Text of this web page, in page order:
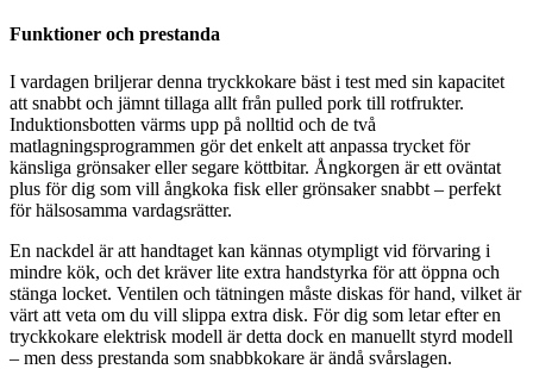
Funktioner och prestanda
I vardagen briljerar denna tryckkokare bäst i test med sin kapacitet
att snabbt och jämnt tillaga allt från pulled pork till rotfrukter.
Induktionsbotten värms upp på nolltid och de två
matlagningsprogrammen gör det enkelt att anpassa trycket för
känsliga grönsaker eller segare köttbitar. Ångkorgen är ett oväntat
plus för dig som vill ångkoka fisk eller grönsaker snabbt – perfekt
för hälsosamma vardagsrätter.
En nackdel är att handtaget kan kännas otympligt vid förvaring i
mindre kök, och det kräver lite extra handstyrka för att öppna och
stänga locket. Ventilen och tätningen måste diskas för hand, vilket är
värt att veta om du vill slippa extra disk. För dig som letar efter en
tryckkokare elektrisk modell är detta dock en manuellt styrd modell
– men dess prestanda som snabbkokare är ändå svårslagen.